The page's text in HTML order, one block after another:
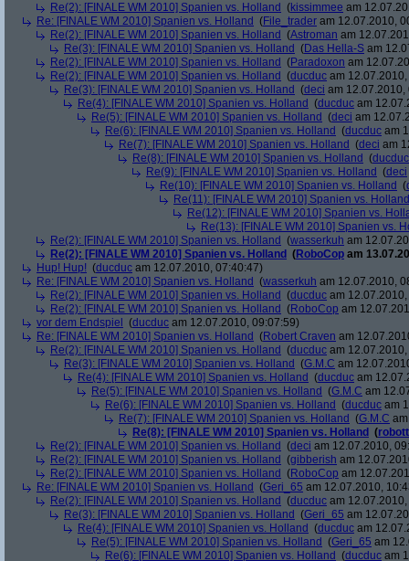
Re(2): [FINALE WM 2010] Spanien vs. Holland (kissimmee am
Re: [FINALE WM 2010] Spanien vs. Holland (File_trader am 12.07.2010,
Re(2): [FINALE WM 2010] Spanien vs. Holland (Astroman am
Re(3): [FINALE WM 2010] Spanien vs. Holland (Das Hella-S am
Re(2): [FINALE WM 2010] Spanien vs. Holland (Paradoxon am
Re(2): [FINALE WM 2010] Spanien vs. Holland (ducduc am
Re(3): [FINALE WM 2010] Spanien vs. Holland (deci am 12.07.2010,
Re(4): [FINALE WM 2010] Spanien vs. Holland (ducduc am
Re(5): [FINALE WM 2010] Spanien vs. Holland (deci am
Re(6): [FINALE WM 2010] Spanien vs. Holland (ducduc am
Re(7): [FINALE WM 2010] Spanien vs. Holland (deci am
Re(8): [FINALE WM 2010] Spanien vs. Holland (ducduc
Re(9): [FINALE WM 2010] Spanien vs. Holland (deci
Re(10): [FINALE WM 2010] Spanien vs. Holland (
Re(11): [FINALE WM 2010] Spanien vs. Holland
Re(12): [FINALE WM 2010] Spanien vs.
Re(13): [FINALE WM 2010] Spanien vs.
Re(2): [FINALE WM 2010] Spanien vs. Holland (wasserkuh am
Re(2): [FINALE WM 2010] Spanien vs. Holland (RoboCop am
Hup! Hup! (ducduc am 12.07.2010, 07:40:47)
Re: [FINALE WM 2010] Spanien vs. Holland (wasserkuh am 12.07.2010,
Re(2): [FINALE WM 2010] Spanien vs. Holland (ducduc am
Re(2): [FINALE WM 2010] Spanien vs. Holland (RoboCop am
vor dem Endspiel
(ducduc am 12.07.2010, 09:07:59)
Re: [FINALE WM 2010] Spanien vs. Holland (Robert Craven am
Re(2): [FINALE WM 2010] Spanien vs. Holland (ducduc am
Re(3): [FINALE WM 2010] Spanien vs. Holland (G.M.C am
Re(4): [FINALE WM 2010] Spanien vs. Holland (ducduc am
Re(5): [FINALE WM 2010] Spanien vs. Holland (G.M.C am
Re(6): [FINALE WM 2010] Spanien vs. Holland (ducduc am
Re(7): [FINALE WM 2010] Spanien vs. Holland (G.M.C
Re(8): [FINALE WM 2010] Spanien vs. Holland (
Re(2): [FINALE WM 2010] Spanien vs. Holland (deci am 12.07.2010,
Re(2): [FINALE WM 2010] Spanien vs. Holland (gibberish am
Re(2): [FINALE WM 2010] Spanien vs. Holland (RoboCop am
Re: [FINALE WM 2010] Spanien vs. Holland (Geri_65 am 12.07.2010,
Re(2): [FINALE WM 2010] Spanien vs. Holland (ducduc am
Re(3): [FINALE WM 2010] Spanien vs. Holland (Geri_65 am
Re(4): [FINALE WM 2010] Spanien vs. Holland (ducduc am
Re(5): [FINALE WM 2010] Spanien vs. Holland (Geri_65 am
Re(6): [FINALE WM 2010] Spanien vs. Holland (ducduc am